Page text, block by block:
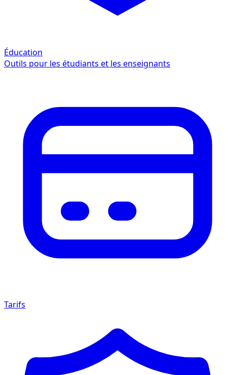
Éducation
Outils pour les étudiants et les enseignants
Tarifs